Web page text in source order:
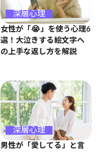
深層心理
女性が「😭」を使う心理6
選！大泣きする絵文字へ
の上手な返し方を解説
深層心理
男性が「愛してる」と言